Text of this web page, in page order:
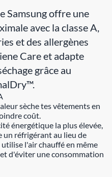
Samsung offre une
avec la classe A,
et des allergènes
Care et adapte
grâce au
sèche tes vêtements en
coût.
énergétique la plus élevée,
un réfrigérant au lieu de
l'air chauffé en même
d'éviter une consommation